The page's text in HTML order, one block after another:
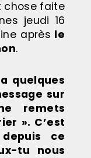
chose faite
jeudi 16
après le
.
quelques
sur
remets
». C’est
ce
tu nous